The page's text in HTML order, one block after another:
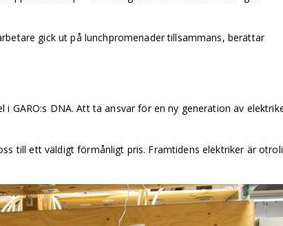
gick ut på lunch­­­­­­­­­­­­­­promenader tillsammans, berättar
GARO:s DNA. Att ta ansvar för en ny generation av
till ett väldigt förmånligt pris. Framtidens elektriker är